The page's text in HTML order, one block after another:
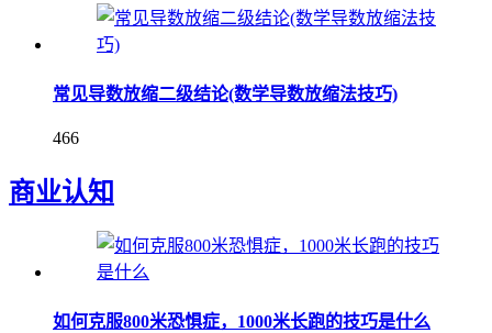
常见导数放缩二级结论(数学导数放缩法技巧)
466
商业认知
如何克服800米恐惧症，1000米长跑的技巧是什么